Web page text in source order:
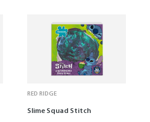
RED RIDGE
Slime Squad Stitch